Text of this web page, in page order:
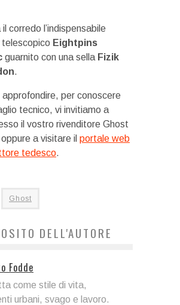
corredo l’indispensabile
Eightpins
guarnito con una sella Fizik
.
per conoscere
tecnico, vi invitiamo a
il vostro rivenditore Ghost
a visitare il portale web
tedesco.
Ghost
DELL'AUTORE
Fodde
come stile di vita,
urbani, svago e lavoro.